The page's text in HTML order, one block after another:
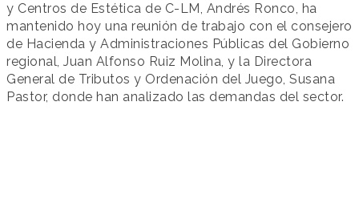
y Centros de Estética de C-LM, Andrés Ronco, ha
mantenido hoy una reunión de trabajo con el consejero
de Hacienda y Administraciones Públicas del Gobierno
regional, Juan Alfonso Ruiz Molina, y la Directora
General de Tributos y Ordenación del Juego, Susana
Pastor, donde han analizado las demandas del sector.